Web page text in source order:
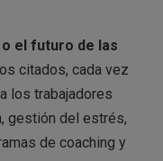
el futuro de las
citados, cada vez
los trabajadores
gestión del estrés,
de coaching y